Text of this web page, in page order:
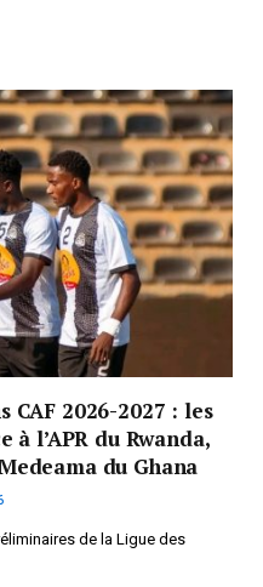
CAF 2026-2027 : les
l’APR du Rwanda,
du Ghana
de la Ligue des